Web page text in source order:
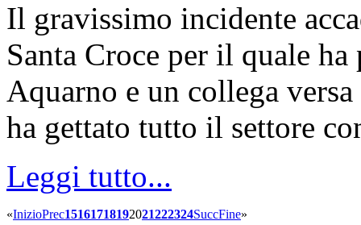
Il gravissimo incidente
Santa Croce per il quale
Aquarno e un collega
ha gettato tutto il settore
Leggi tutto...
«InizioPrec15161718192021222324SuccFine»